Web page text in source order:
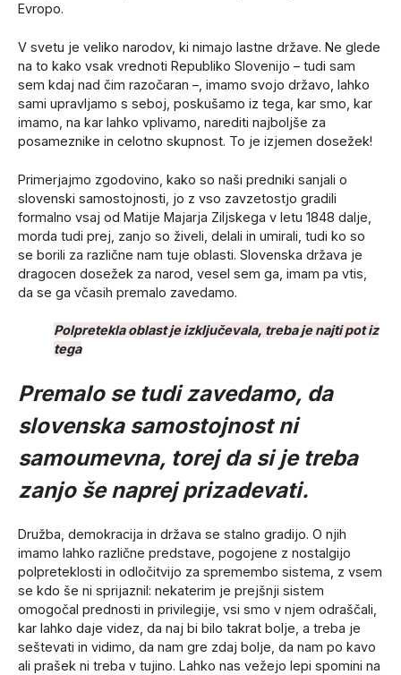
Evropo.
V svetu je veliko narodov, ki nimajo lastne države. Ne glede
na to kako vsak vrednoti Republiko Slovenijo – tudi sam
sem kdaj nad čim razočaran –, imamo svojo državo, lahko
sami upravljamo s seboj, poskušamo iz tega, kar smo, kar
imamo, na kar lahko vplivamo, narediti najboljše za
posameznike in celotno skupnost. To je izjemen dosežek!
Primerjajmo zgodovino, kako so naši predniki sanjali o
slovenski samostojnosti, jo z vso zavzetostjo gradili
formalno vsaj od Matije Majarja Ziljskega v letu 1848 dalje,
morda tudi prej, zanjo so živeli, delali in umirali, tudi ko so
se borili za različne nam tuje oblasti. Slovenska država je
dragocen dosežek za narod, vesel sem ga, imam pa vtis,
da se ga včasih premalo zavedamo.
Polpretekla oblast je izključevala, treba je najti pot iz
tega
Premalo se tudi zavedamo, da
slovenska samostojnost ni
samoumevna, torej da si je treba
zanjo še naprej prizadevati.
Družba, demokracija in država se stalno gradijo. O njih
imamo lahko različne predstave, pogojene z nostalgijo
polpreteklosti in odločitvijo za spremembo sistema, z vsem
se kdo še ni sprijaznil: nekaterim je prejšnji sistem
omogočal prednosti in privilegije, vsi smo v njem odraščali,
kar lahko daje videz, da naj bi bilo takrat bolje, a treba je
seštevati in vidimo, da nam gre zdaj bolje, da nam po kavo
ali prašek ni treba v tujino. Lahko nas vežejo lepi spomini na